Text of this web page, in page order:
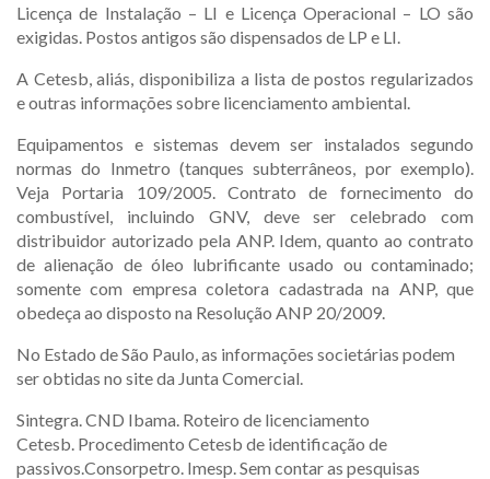
Licença de Instalação – LI e Licença Operacional – LO são
exigidas. Postos antigos são dispensados de LP e LI.
A Cetesb, aliás, disponibiliza a lista de postos regularizados
e outras informações sobre licenciamento ambiental.
Equipamentos e sistemas devem ser instalados segundo
normas do Inmetro (tanques subterrâneos, por exemplo).
Veja Portaria 109/2005. Contrato de fornecimento do
combustível, incluindo GNV, deve ser celebrado com
distribuidor autorizado pela ANP. Idem, quanto ao contrato
de alienação de óleo lubrificante usado ou contaminado;
somente com empresa coletora cadastrada na ANP, que
obedeça ao disposto na Resolução ANP 20/2009.
No Estado de São Paulo, as informações societárias podem
ser obtidas no site da Junta Comercial.
Sintegra. CND Ibama. Roteiro de licenciamento
Cetesb. Procedimento Cetesb de identificação de
passivos.Consorpetro. Imesp. Sem contar as pesquisas